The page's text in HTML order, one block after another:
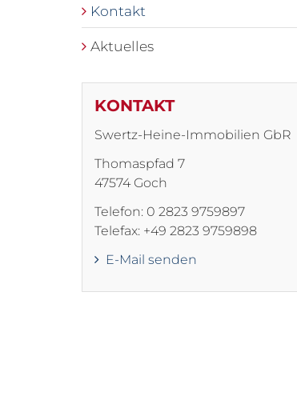
Kontakt
Aktuelles
KONTAKT
Swertz-Heine-Immobilien GbR
Thomaspfad 7
47574 Goch
Telefon: 0 2823 9759897
Telefax: +49 2823 9759898
E-Mail senden